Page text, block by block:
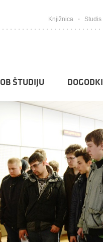
Knjižnica Studis
OB ŠTUDIJU DOGODKI